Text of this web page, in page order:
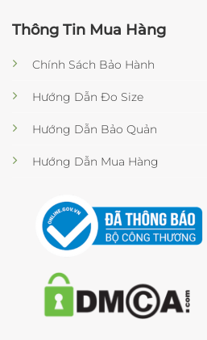
Thông Tin Mua Hàng
Chính Sách Bảo Hành
Hướng Dẫn Đo Size
Hướng Dẫn Bảo Quản
Hướng Dẫn Mua Hàng